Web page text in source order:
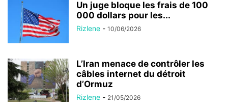
Un juge bloque les frais de 100
000 dollars pour les...
Rizlene - 10/06/2026
L’Iran menace de contrôler les
câbles internet du détroit
d’Ormuz
Rizlene - 21/05/2026